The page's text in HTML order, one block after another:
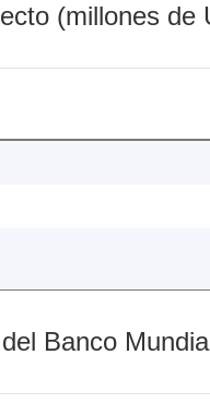
(millones de
Banco